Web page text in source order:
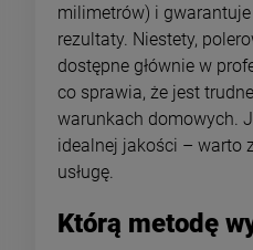
milimetrów) i
rezultaty. Niestety,
dostępne głównie w
co sprawia, że jest
warunkach domowych.
idealnej jakości – warto
usługę.
Którą metodę